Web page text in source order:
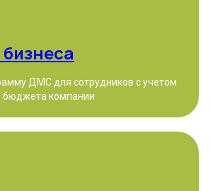
ДМС для сотрудников с учетом
бюджета компании